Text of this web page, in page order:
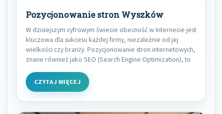
Pozycjonowanie stron Wyszków
W dzisiejszym cyfrowym świecie obecność w Internecie jest
kluczowa dla sukcesu każdej firmy, niezależnie od jej
wielkości czy branży. Pozycjonowanie stron internetowych,
znane również jako SEO (Search Engine Optimization), to
CZYTAJ WIĘCEJ